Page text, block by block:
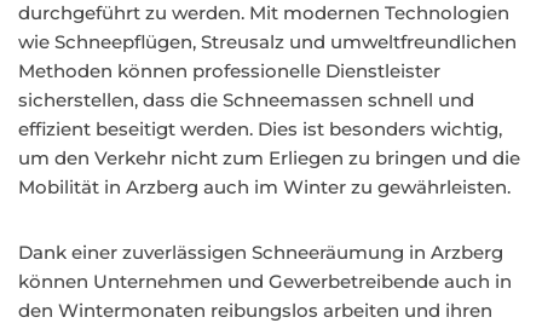
durchgeführt zu werden. Mit modernen Technologien
wie Schneepflügen, Streusalz und umweltfreundlichen
Methoden können professionelle Dienstleister
sicherstellen, dass die Schneemassen schnell und
effizient beseitigt werden. Dies ist besonders wichtig,
um den Verkehr nicht zum Erliegen zu bringen und die
Mobilität in Arzberg auch im Winter zu gewährleisten.
Dank einer zuverlässigen Schneeräumung in Arzberg
können Unternehmen und Gewerbetreibende auch in
den Wintermonaten reibungslos arbeiten und ihren